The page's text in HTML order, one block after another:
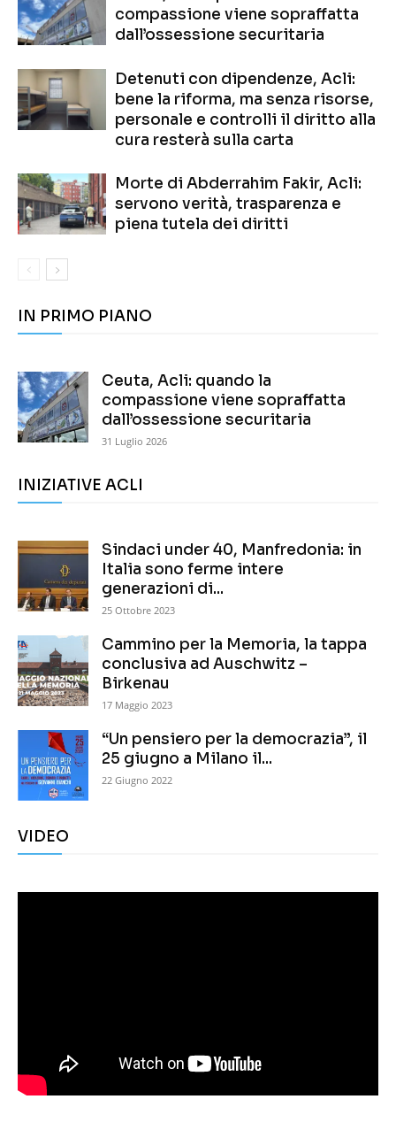
compassione viene sopraffatta
dall’ossessione securitaria
Detenuti con dipendenze, Acli:
bene la riforma, ma senza risorse,
personale e controlli il diritto alla
cura resterà sulla carta
Morte di Abderrahim Fakir, Acli:
servono verità, trasparenza e
piena tutela dei diritti
IN PRIMO PIANO
Ceuta, Acli: quando la
compassione viene sopraffatta
dall’ossessione securitaria
31 Luglio 2026
INIZIATIVE ACLI
Sindaci under 40, Manfredonia: in
Italia sono ferme intere
generazioni di...
25 Ottobre 2023
Cammino per la Memoria, la tappa
conclusiva ad Auschwitz –
Birkenau
17 Maggio 2023
“Un pensiero per la democrazia”, il
25 giugno a Milano il...
22 Giugno 2022
VIDEO